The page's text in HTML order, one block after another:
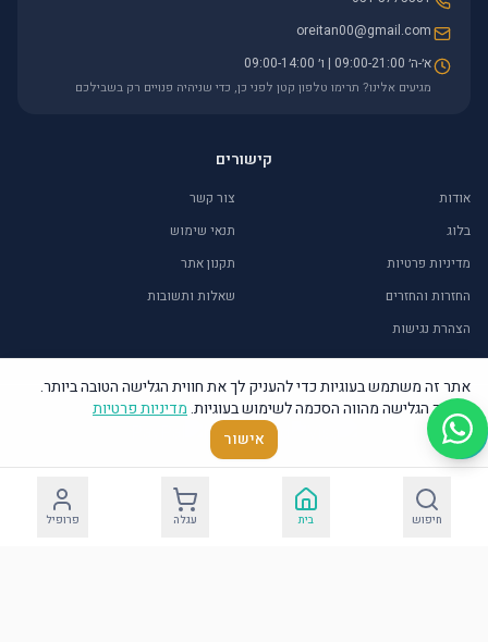
oreitan00@gmail.com
א׳-ה׳ 09:00-21:00 | ו׳ 09:00-14:00
מגיעים אלינו? תרימו טלפון קטן לפני כן, כדי שניהיה פנויים רק בשבילכם
קישורים
אודות
צור קשר
בלוג
תנאי שימוש
מדיניות פרטיות
תקנון אתר
החזרות והחזרים
שאלות ותשובות
הצהרת נגישות
©
2026 אור איתן – יודאיקה ומתנות. כל הזכויות שמורות.
חיפוש בית עגלה פרופיל
אתר זה משתמש בעוגיות כדי להעניק לך את חווית הגלישה הטובה ביותר.
המשך הגלישה מהווה הסכמה לשימוש בעוגיות.מדיניות פרטיות
אישור